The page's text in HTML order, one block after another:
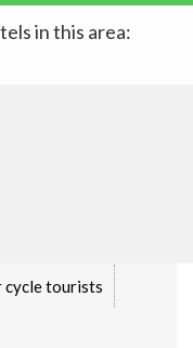
in this area:
cycle tourists